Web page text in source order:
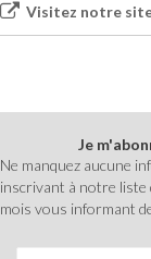
Visitez notre
Je
Ne manquez aucune
inscrivant à notre liste
mois vous informant